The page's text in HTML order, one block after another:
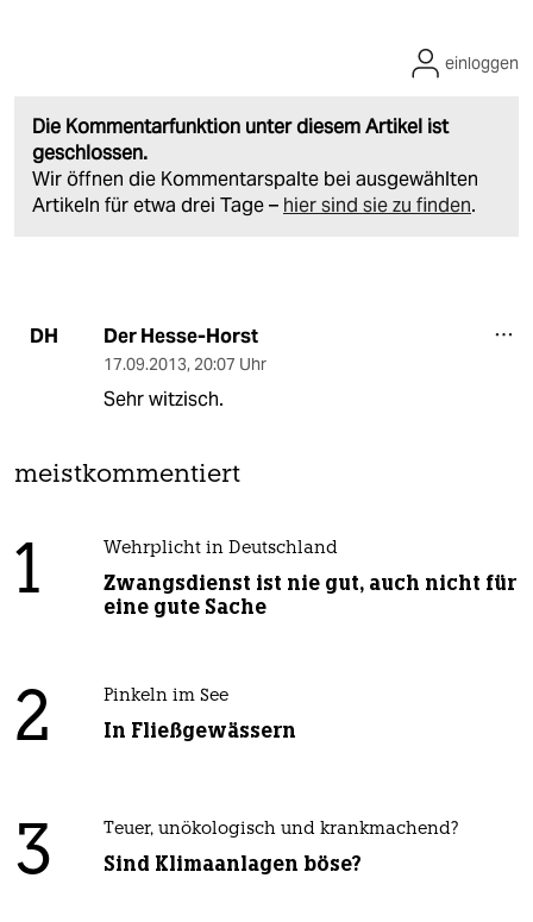
Die Kommentarfunktion unter diesem Artikel ist
geschlossen.
Wir öffnen die Kommentarspalte bei ausgewählten
Artikeln für etwa drei Tage – hier sind sie zu finden.
einloggen
DH Der Hesse-Horst
17.09.2013, 20:07 Uhr
Sehr witzisch.
meistkommentiert
1 Wehrplicht in Deutschland
Zwangsdienst ist nie gut, auch nicht für
eine gute Sache
2 Pinkeln im See
In Fließgewässern
3 Teuer, unökologisch und krankmachend?
Sind Klimaanlagen böse?